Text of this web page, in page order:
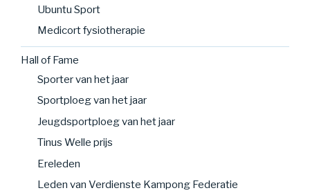
Ubuntu Sport
Medicort fysiotherapie
Hall of Fame
Sporter van het jaar
Sportploeg van het jaar
Jeugdsportploeg van het jaar
Tinus Welle prijs
Ereleden
Leden van Verdienste Kampong Federatie